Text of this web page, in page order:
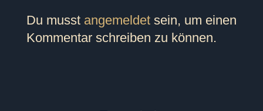
Du musst angemeldetsein, um einen
Kommentar schreiben zu können.